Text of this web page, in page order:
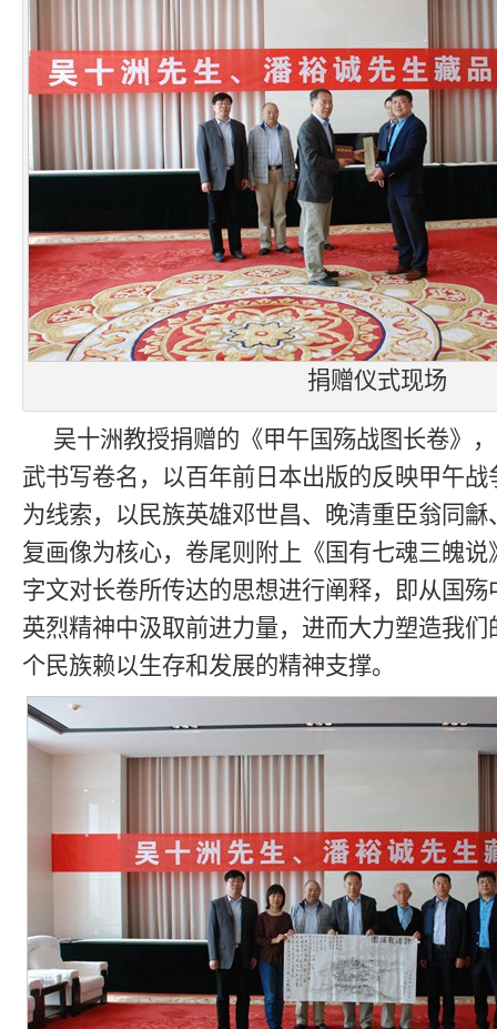
捐赠仪式现场
吴十洲教授捐赠的《甲午国殇战图长卷》
武书写卷名，以百年前日本出版的反映甲午
为线索，以民族英雄邓世昌、晚清重臣翁同
复画像为核心，卷尾则附上《国有七魂三魄
字文对长卷所传达的思想进行阐释，即从国
英烈精神中汲取前进力量，进而大力塑造我
个民族赖以生存和发展的精神支撑。